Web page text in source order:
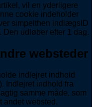
vil en yderligere
cookie indeholder
simpelthen indlægsID
Den udløber efter 1 dag.
websteder
indlejret indhold
Indlejret indhold fra
samme måde, som
andet websted.